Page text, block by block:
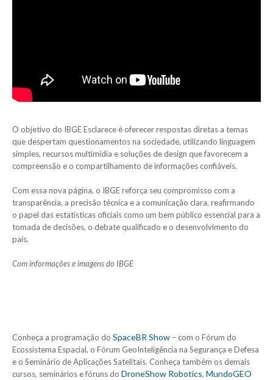
O objetivo do IBGE Esclarece é oferecer respostas diretas a temas
que despertam questionamentos na sociedade, utilizando linguagem
simples, recursos multimídia e soluções de design que favorecem a
compreensão e o compartilhamento de informações confiáveis.
Com essa nova página, o IBGE reforça seu compromisso com a
transparência, a precisão técnica e a comunicação clara, reafirmando
o papel das estatísticas oficiais como um bem público essencial para a
tomada de decisões, o debate qualificado e o desenvolvimento do
país.
Com informações e imagens do IBGE
Conheça a programação do SpaceBR Show – com o Fórum do
Ecossistema Espacial, o Fórum GeoInteligência na Segurança e Defesa
e o Seminário de Aplicações Satelitais. Conheça também os demais
cursos, seminários e fóruns do DroneShow Robotics, MundoGEO